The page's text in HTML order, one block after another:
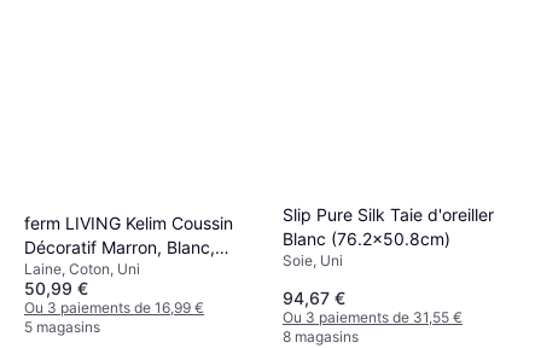
ferm LIVING Kelim Coussin
Décoratif Marron, Blanc,
Multicolore (50x50cm)
Laine, Coton, Uni
50,99 €
Ou 3 paiements de 16,99 €
5 magasins
Slip Pure Silk Taie d'oreiller
Blanc (76.2x50.8cm)
Soie, Uni
94,67 €
Ou 3 paiements de 31,55 €
8 magasins